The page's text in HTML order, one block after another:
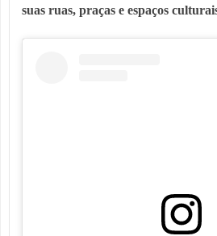
suas ruas, praças e espaços